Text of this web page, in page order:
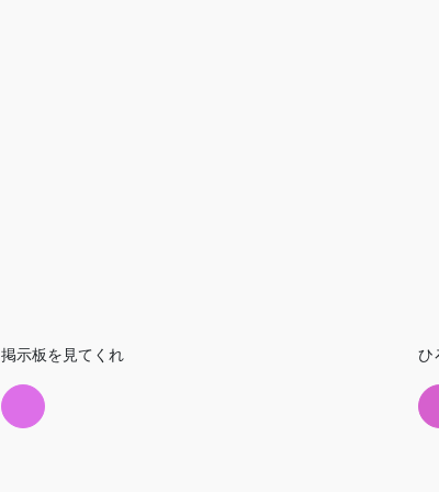
掲示板を見てくれ ひ